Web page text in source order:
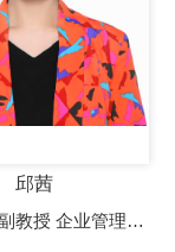
邱茜